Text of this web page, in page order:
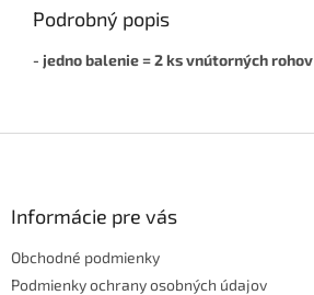
Podrobný popis
- jedno balenie = 2 ks vnútorných rohov
Informácie pre vás
Obchodné podmienky
Podmienky ochrany osobných údajov